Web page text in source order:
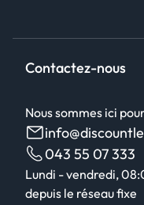
Contactez-nous
Nous sommes ici
043 55 07 333
Lundi - vendredi,
depuis le réseau fixe